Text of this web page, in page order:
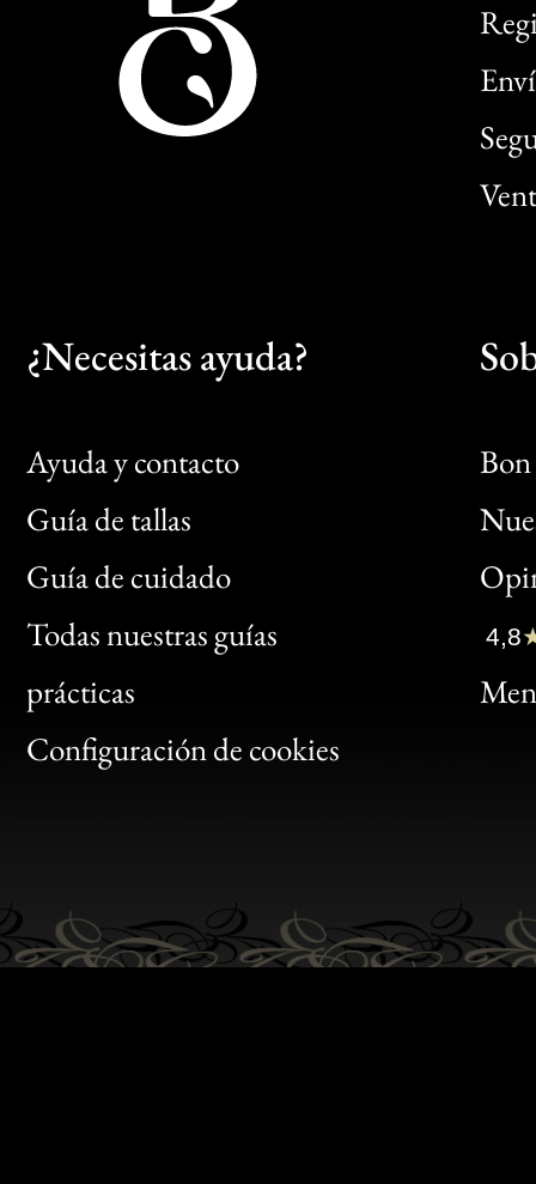
¿Necesitas ayuda?
Ayuda y contacto
Guía de tallas
Guía de cuidado
Todas nuestras guías
prácticas
Configuración de cookies
Bon
Clic
Bon
4,8